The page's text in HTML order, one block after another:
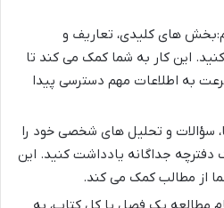
های کلیدی، تعاریف و
کنید. این کار به شما کمک می کند تا
به اطلاعات مهم دسترسی پیدا
سؤالات و تحلیل های شخصی خود را
دفترچه جداگانه یادداشت کنید. این
از مطالب کمک می کند.